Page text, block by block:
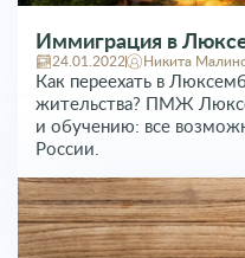
Иммиграция в
24.01.2022 Никита
Как переехать в
жительства? ПМЖ
и обучению: все
России.